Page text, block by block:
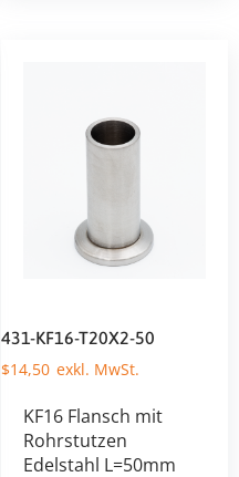
431-KF16-T20X2-50
$14,50
KF16 Flansch mit
Rohrstutzen
Edelstahl L=50mm